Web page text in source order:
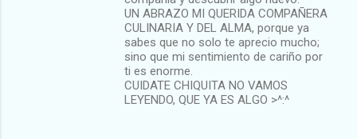
UN ABRAZO MI QUERIDA COMPAÑERA
CULINARIA Y DEL ALMA, porque ya
sabes que no solo te aprecio mucho;
sino que mi sentimiento de cariño por
ti es enorme.
CUIDATE CHIQUITA NO VAMOS
LEYENDO, QUE YA ES ALGO >^:^